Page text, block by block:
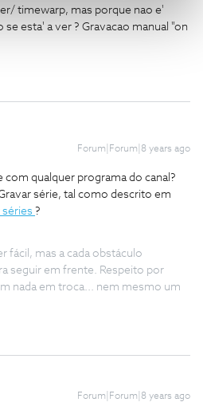
timewarp, mas porque nao e'
esta' a ver ? Gravacao manual "on
Forum|Forum|8 years ago
com qualquer programa do canal?
série, tal como descrito em
séries ?
fácil, mas a cada obstáculo
seguir em frente. Respeito por
nada em troca... nem mesmo um
Forum|Forum|8 years ago